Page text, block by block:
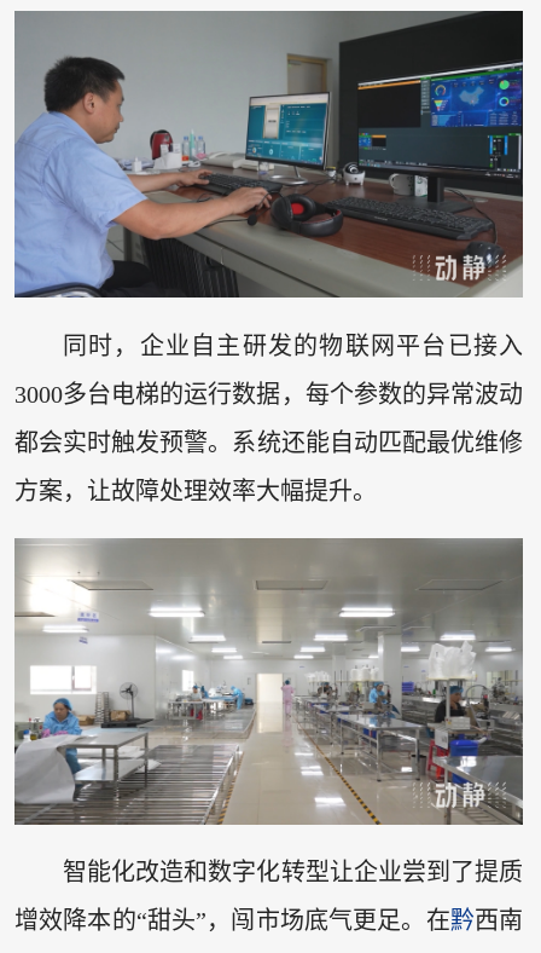
同时，企业自主研发的物联网平台已接入
3000多台电梯的运行数据，每个参数的异常波动
都会实时触发预警。系统还能自动匹配最优维修
方案，让故障处理效率大幅提升。
智能化改造和数字化转型让企业尝到了提质
增效降本的“甜头”，闯市场底气更足。在黔西南